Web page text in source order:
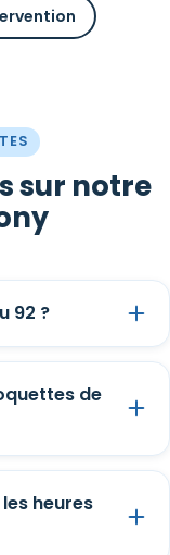
sur notre
92 ?
de
heures